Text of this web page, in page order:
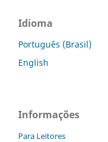
Idioma
Português (Brasil)
English
Informações
Para Leitores